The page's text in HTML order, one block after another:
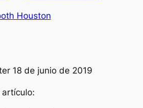
Houston
18 de junio de 2019